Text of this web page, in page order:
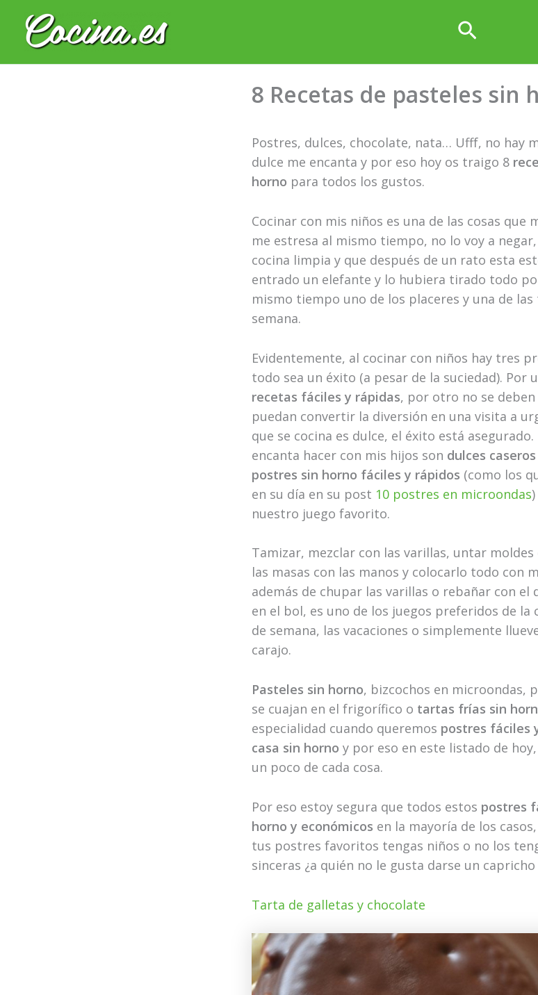
contenido
Buscar
8 Recetas de pasteles sin
Postres, dulces, chocolate, nata… Ufff, no hay
dulce me encanta y por eso hoy os traigo 8
horno para todos los gustos.
Cocinar con mis niños es una de las cosas que
me estresa al mismo tiempo, no lo voy a
cocina limpia y que después de un rato esta
entrado un elefante y lo hubiera tirado todo
mismo tiempo uno de los placeres y una de
semana.
Evidentemente, al cocinar con niños hay tres
todo sea un éxito (a pesar de la suciedad). Por
recetas fáciles y rápidas, por otro no se
puedan convertir la diversión en una visita a
que se cocina es dulce, el éxito está
encanta hacer con mis hijos son dulces
postres sin horno fáciles y rápidos (como los
en su día en su post 10 postres en microondas
nuestro juego favorito.
Tamizar, mezclar con las varillas, untar
las masas con las manos y colocarlo todo con
además de chupar las varillas o rebañar con el
en el bol, es uno de los juegos preferidos de la
de semana, las vacaciones o simplemente
carajo.
Pasteles sin horno, bizcochos en microondas,
se cuajan en el frigorífico o tartas frías sin
especialidad cuando queremos postres fáciles
casa sin horno y por eso en este listado de
un poco de cada cosa.
Por eso estoy segura que todos estos postres
horno y económicos en la mayoría de los
tus postres favoritos tengas niños o no los
sinceras ¿a quién no le gusta darse un capricho
Tarta de galletas y chocolate